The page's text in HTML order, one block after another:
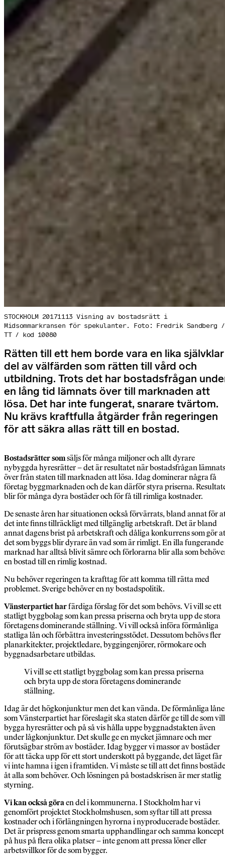
STOCKHOLM 20171113 Visning av bostadsrätt i
Midsommarkransen för spekulanter. Foto: Fredrik Sandberg /
TT / kod 10080
Rätten till ett hem borde vara en lika självklar
del av välfärden som rätten till vård och
utbildning. Trots det har bostadsfrågan
en lång tid lämnats över till marknaden att
lösa. Det har inte fungerat, snarare tvärtom.
Nu krävs kraftfulla åtgärder från regeringen
för att säkra allas rätt till en bostad.
Bostadsrätter somsäljs för många miljoner och allt dyrare
nybyggda hyresrätter – det är resultatet när bostadsfrågan lämnats
över från staten till marknaden att lösa. Idag dominerar några få
företag byggmarknaden och de kan därför styra priserna.
blir för många dyra bostäder och för få till rimliga kostnader.
De senaste åren har situationen också förvärrats, bland annat för
det inte finns tillräckligt med tillgänglig arbetskraft. Det är bland
annat dagens brist på arbetskraft och dåliga konkurrens som gör
det som byggs blir dyrare än vad som är rimligt. En illa fungerande
marknad har alltså blivit sämre och förlorarna blir alla som
en bostad till en rimlig kostnad.
Nu behöver regeringen ta krafttag för att komma till rätta med
problemet. Sverige behöver en ny bostadspolitik.
Vänsterpartiet harfärdiga förslag för det som behövs. Vi vill se ett
statligt byggbolag som kan pressa priserna och bryta upp de stora
företagens dominerande ställning. Vi vill också införa förmånliga
statliga lån och förbättra investeringsstödet. Dessutom behövs fler
planarkitekter, projektledare, byggingenjörer, rörmokare och
byggnadsarbetare utbildas.
Vi vill se ett statligt byggbolag som kan pressa priserna
och bryta upp de stora företagens dominerande
ställning.
Idag är det högkonjunktur men det kan vända. De förmånliga
som Vänsterpartiet har föreslagit ska staten därför ge till de som vill
bygga hyresrätter och på så vis hålla uppe byggnadstakten även
under lågkonjunktur. Det skulle ge en mycket jämnare och mer
förutsägbar ström av bostäder. Idag bygger vi massor av bostäder
för att täcka upp för ett stort underskott på byggande, det läget får
vi inte hamna i igen i framtiden. Vi måste se till att det finns
åt alla som behöver. Och lösningen på bostadskrisen är mer statlig
styrning.
Vi kan också göraen del i kommunerna. I Stockholm har vi
genomfört projektet Stockholmshusen, som syftar till att pressa
kostnader och i förlängningen hyrorna i nyproducerade bostäder.
Det är prispress genom smarta upphandlingar och samma koncept
på hus på flera olika platser – inte genom att pressa löner eller
arbetsvillkor för de som bygger.